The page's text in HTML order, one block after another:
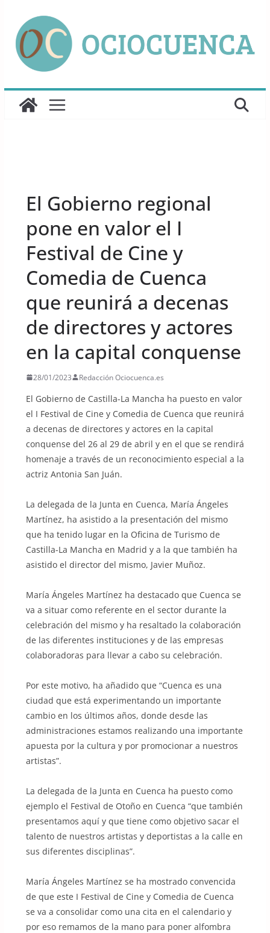
contenido
El Gobierno regional
pone en valor el I
Festival de Cine y
Comedia de Cuenca
que reunirá a decenas
de directores y actores
en la capital conquense
28/01/2023 Redacción Ociocuenca.es
El Gobierno de Castilla-La Mancha ha puesto en valor
el I Festival de Cine y Comedia de Cuenca que reunirá
a decenas de directores y actores en la capital
conquense del 26 al 29 de abril y en el que se rendirá
homenaje a través de un reconocimiento especial a la
actriz Antonia San Juán.
La delegada de la Junta en Cuenca, María Ángeles
Martínez, ha asistido a la presentación del mismo
que ha tenido lugar en la Oficina de Turismo de
Castilla-La Mancha en Madrid y a la que también ha
asistido el director del mismo, Javier Muñoz.
María Ángeles Martínez ha destacado que Cuenca se
va a situar como referente en el sector durante la
celebración del mismo y ha resaltado la colaboración
de las diferentes instituciones y de las empresas
colaboradoras para llevar a cabo su celebración.
Por este motivo, ha añadido que “Cuenca es una
ciudad que está experimentando un importante
cambio en los últimos años, donde desde las
administraciones estamos realizando una importante
apuesta por la cultura y por promocionar a nuestros
artistas”.
La delegada de la Junta en Cuenca ha puesto como
ejemplo el Festival de Otoño en Cuenca “que también
presentamos aquí y que tiene como objetivo sacar el
talento de nuestros artistas y deportistas a la calle en
sus diferentes disciplinas”.
María Ángeles Martínez se ha mostrado convencida
de que este I Festival de Cine y Comedia de Cuenca
se va a consolidar como una cita en el calendario y
por eso remamos de la mano para poner alfombra